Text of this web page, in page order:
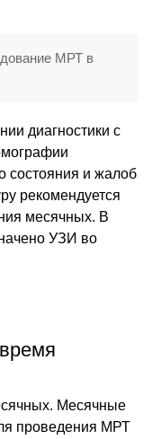
МРТ в
диагностики с
состояния и жалоб
рекомендуется
месячных. В
УЗИ во
Месячные
проведения МРТ